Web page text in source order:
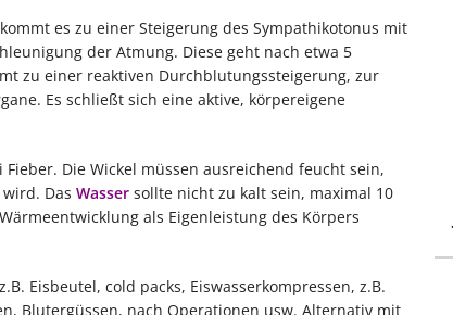
es zu einer Steigerung des Sympathikotonus mit
der Atmung. Diese geht nach etwa 5
zu einer reaktiven Durchblutungssteigerung, zur
Es schließt sich eine aktive, körpereigene
Die Wickel müssen ausreichend feucht sein,
Das Wassersollte nicht zu kalt sein, maximal 10
als Eigenleistung des Körpers
Eisbeutel, cold packs, Eiswasserkompressen, z.B.
Blutergüssen, nach Operationen usw. Alternativ mit